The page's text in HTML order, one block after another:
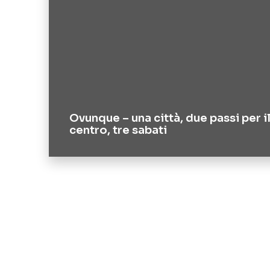
Ovunque – una città, due passi per il
centro, tre sabati